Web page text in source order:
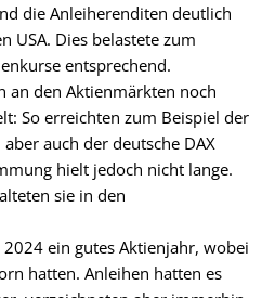
die Anleiherenditen deutlich
USA. Dies belastete zum
entsprechend.
an den Aktienmärkten noch
So erreichten zum Beispiel der
auch der deutsche DAX
hielt jedoch nicht lange.
sie in den
ein gutes Aktienjahr, wobei
hatten. Anleihen hatten es